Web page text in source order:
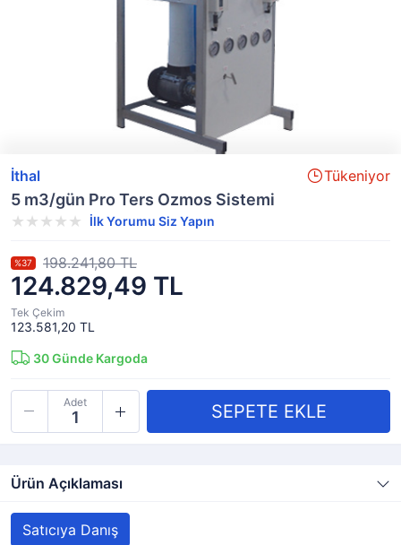
İthal Tükeniyor
5 m3/gün Pro Ters Ozmos Sistemi
İlk Yorumu Siz Yapın
124.829,49 TL
%37 198.241,80 TL
Tek Çekim
123.581,20 TL
30Günde Kargoda
Adet
Ürün Açıklaması
Satıcıya Danış